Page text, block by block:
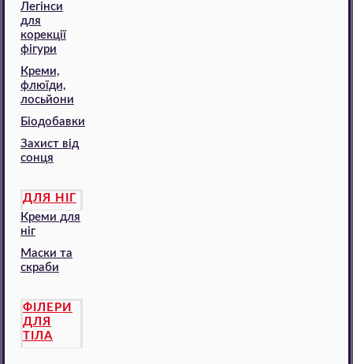
Легінси
для
корекції
фігури
Креми,
флюїди,
лосьйони
Біодобавки
Захист від
сонця
ДЛЯ НІГ
Креми для
ніг
Маски та
скраби
ФІЛЕРИ
ДЛЯ
ТІЛА